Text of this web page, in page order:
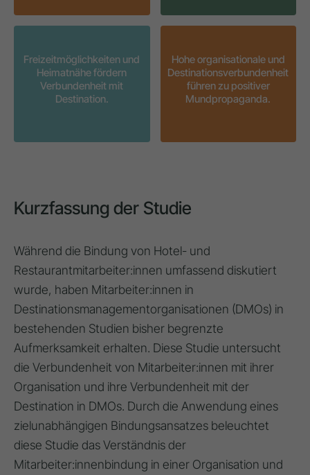
Freizeitmöglichkeiten und
Heimatnähe fördern
Verbundenheit mit
Destination.
Hohe organisationale und
Destinationsverbundenheit
führen zu positiver
Mundpropaganda.
Kurzfassung der Studie
Während die Bindung von Hotel- und
Restaurantmitarbeiter:innen umfassend diskutiert
wurde, haben Mitarbeiter:innen in
Destinationsmanagementorganisationen (DMOs) in
bestehenden Studien bisher begrenzte
Aufmerksamkeit erhalten. Diese Studie untersucht
die Verbundenheit von Mitarbeiter:innen mit ihrer
Organisation und ihre Verbundenheit mit der
Destination in DMOs. Durch die Anwendung eines
zielunabhängigen Bindungsansatzes beleuchtet
diese Studie das Verständnis der
Mitarbeiter:innenbindung in einer Organisation und